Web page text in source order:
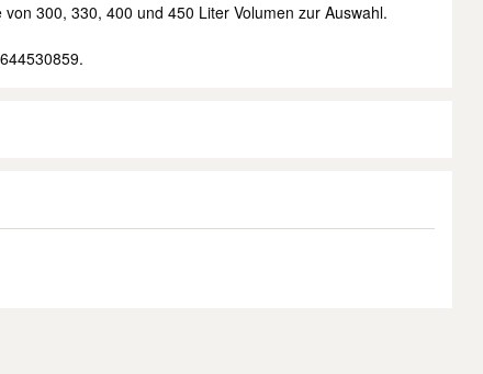
300, 330, 400 und 450 Liter Volumen zur Auswahl.